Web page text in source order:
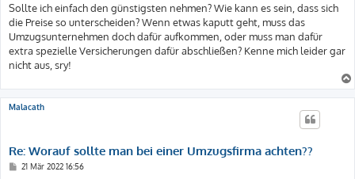
Sollte ich einfach den günstigsten nehmen? Wie kann es sein, dass sich
die Preise so unterscheiden? Wenn etwas kaputt geht, muss das
Umzugsunternehmen doch dafür aufkommen, oder muss man dafür
extra spezielle Versicherungen dafür abschließen? Kenne mich leider gar
nicht aus, sry!
Malacath
Re: Worauf sollte man bei einer Umzugsfirma achten??
B21 Mär 2022 16:56